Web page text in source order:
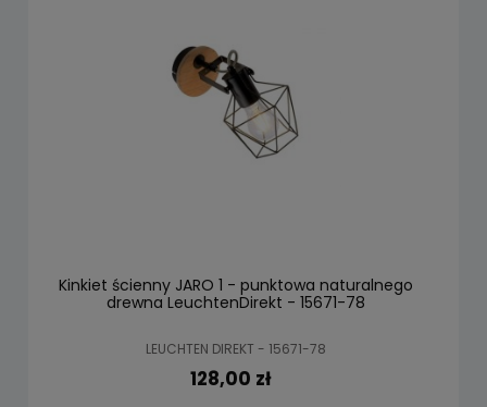
Kinkiet ścienny JARO 1 - punktowa naturalnego
drewna LeuchtenDirekt - 15671-78
LEUCHTEN DIREKT - 15671-78
128,00 zł